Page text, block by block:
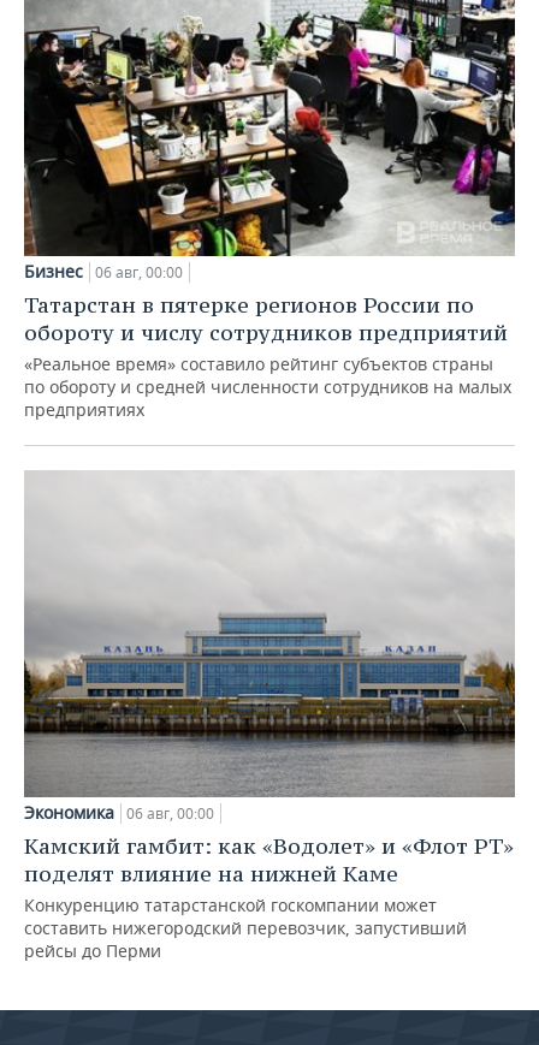
Бизнес 06 авг, 00:00
Татарстан в пятерке регионов России по
обороту и числу сотрудников предприятий
«Реальное время» составило рейтинг субъектов страны
по обороту и средней численности сотрудников на малых
предприятиях
Экономика 06 авг, 00:00
Камский гамбит: как «Водолет» и «Флот РТ»
поделят влияние на нижней Каме
Конкуренцию татарстанской госкомпании может
составить нижегородский перевозчик, запустивший
рейсы до Перми